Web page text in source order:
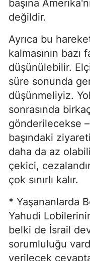
başına
değildir.
Ayrıca bu
kalmasının
düşünülebilir.
süre sonunda
düşünmeliyiz.
sonrasında
gönderilecekse
başındaki
daha da az
çekici,
çok sınırlı kalır.
* Yaşananlarda
Yahudi
belki de İsrail
sorumluluğu
verilecek